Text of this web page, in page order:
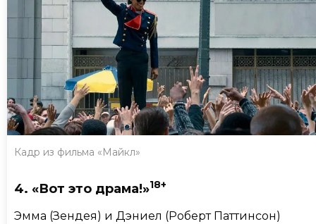
Кадр из фильма «Майкл»
4. «Вот это драма!»18+
Эмма (Зендея) и Дэниел (Роберт Паттинсон)